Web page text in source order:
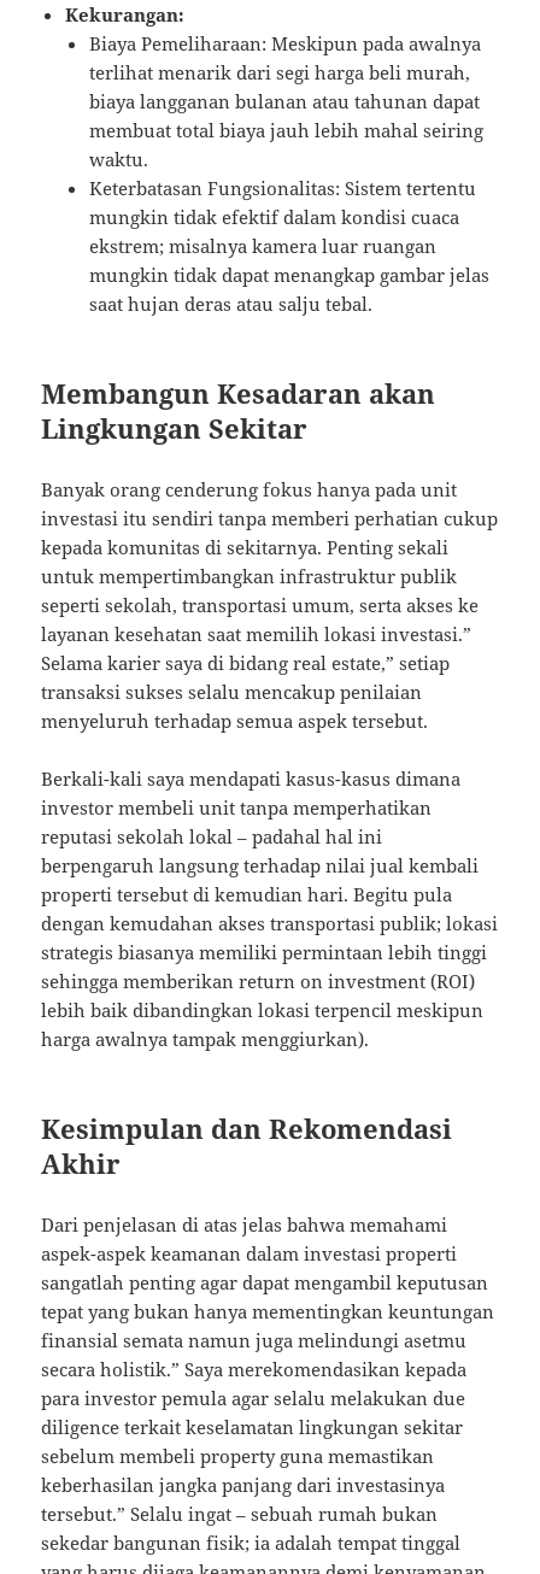
Kekurangan:
Biaya Pemeliharaan: Meskipun pada awalnya
terlihat menarik dari segi harga beli murah,
biaya langganan bulanan atau tahunan dapat
membuat total biaya jauh lebih mahal seiring
waktu.
Keterbatasan Fungsionalitas: Sistem tertentu
mungkin tidak efektif dalam kondisi cuaca
ekstrem; misalnya kamera luar ruangan
mungkin tidak dapat menangkap gambar jelas
saat hujan deras atau salju tebal.
Membangun Kesadaran akan
Lingkungan Sekitar
Banyak orang cenderung fokus hanya pada unit
investasi itu sendiri tanpa memberi perhatian cukup
kepada komunitas di sekitarnya. Penting sekali
untuk mempertimbangkan infrastruktur publik
seperti sekolah, transportasi umum, serta akses ke
layanan kesehatan saat memilih lokasi investasi.”
Selama karier saya di bidang real estate,” setiap
transaksi sukses selalu mencakup penilaian
menyeluruh terhadap semua aspek tersebut.
Berkali-kali saya mendapati kasus-kasus dimana
investor membeli unit tanpa memperhatikan
reputasi sekolah lokal – padahal hal ini
berpengaruh langsung terhadap nilai jual kembali
properti tersebut di kemudian hari. Begitu pula
dengan kemudahan akses transportasi publik; lokasi
strategis biasanya memiliki permintaan lebih tinggi
sehingga memberikan return on investment (ROI)
lebih baik dibandingkan lokasi terpencil meskipun
harga awalnya tampak menggiurkan).
Kesimpulan dan Rekomendasi
Akhir
Dari penjelasan di atas jelas bahwa memahami
aspek-aspek keamanan dalam investasi properti
sangatlah penting agar dapat mengambil keputusan
tepat yang bukan hanya mementingkan keuntungan
finansial semata namun juga melindungi asetmu
secara holistik.” Saya merekomendasikan kepada
para investor pemula agar selalu melakukan due
diligence terkait keselamatan lingkungan sekitar
sebelum membeli property guna memastikan
keberhasilan jangka panjang dari investasinya
tersebut.” Selalu ingat – sebuah rumah bukan
sekedar bangunan fisik; ia adalah tempat tinggal